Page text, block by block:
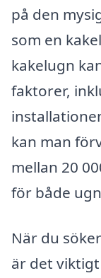
på den
som en
kakelugn
faktorer,
kan man
mellan 20
för både
När du
är det